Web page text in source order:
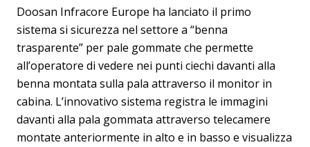
Doosan Infracore Europe ha lanciato il primo
sistema si sicurezza nel settore a “benna
trasparente” per pale gommate che permette
all’operatore di vedere nei punti ciechi davanti alla
benna montata sulla pala attraverso il monitor in
cabina. L’innovativo sistema registra le immagini
davanti alla pala gommata attraverso telecamere
montate anteriormente in alto e in basso e visualizza